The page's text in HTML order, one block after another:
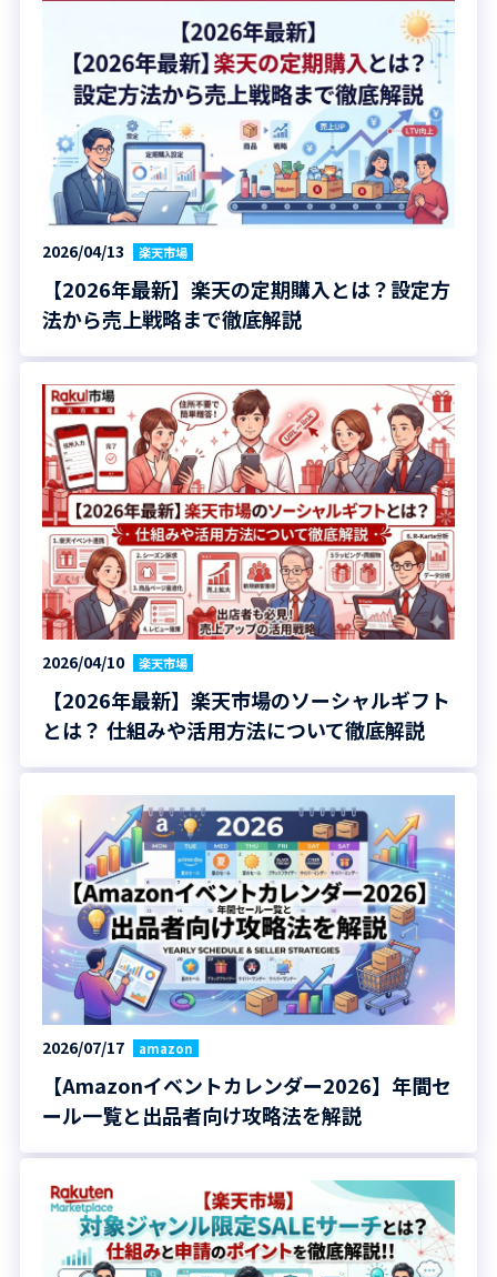
2026/04/13 楽天市場
【2026年最新】楽天の定期購入とは？設定方
法から売上戦略まで徹底解説
2026/04/10 楽天市場
【2026年最新】楽天市場のソーシャルギフト
とは？ 仕組みや活用方法について徹底解説
2026/07/17 amazon
【Amazonイベントカレンダー2026】年間セ
ール一覧と出品者向け攻略法を解説